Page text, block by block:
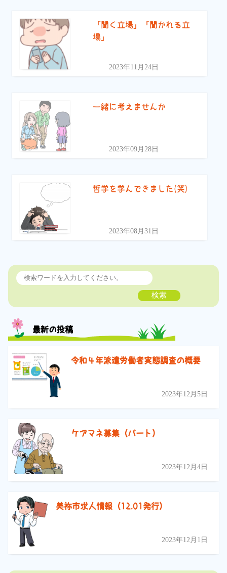
「聞く立場」「聞かれる立
場」
2023年11月24日
一緒に考えませんか
2023年09月28日
哲学を学んできました(笑)
2023年08月31日
検索
最新の投稿
令和４年派遣労働者実態調査の概要
2023年12月5日
ケアマネ募集（パート）
2023年12月4日
美祢市求人情報（12.01発行）
2023年12月1日